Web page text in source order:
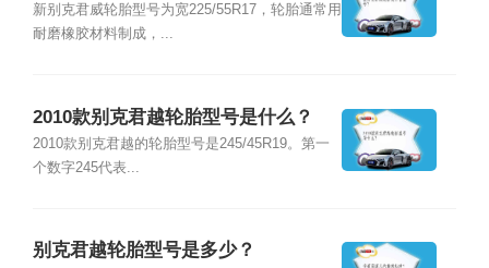
新别克君威轮胎型号为宽225/55R17，轮胎通常用
耐磨橡胶材料制成，...
2010款别克君越轮胎型号是什么？
2010款别克君越的轮胎型号是245/45R19。第一
个数字245代表...
别克君越轮胎型号是多少？